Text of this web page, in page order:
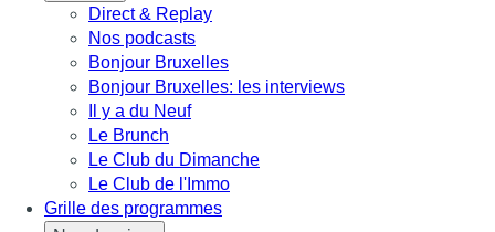
Direct & Replay
Nos podcasts
Bonjour Bruxelles
Bonjour Bruxelles: les interviews
Il y a du Neuf
Le Brunch
Le Club du Dimanche
Le Club de l'Immo
Grille des programmes